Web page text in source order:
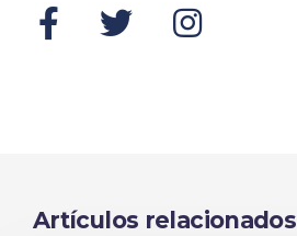
Artículos relacionados